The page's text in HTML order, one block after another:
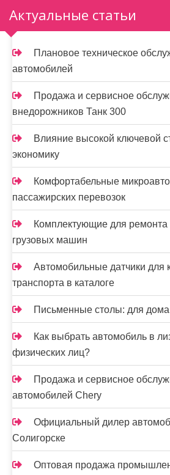
Актуальные статьи
Плановое техническое
автомобилей
Продажа и сервисное
внедорожников Танк 300
Влияние высокой ключевой
экономику
Комфортабельные
пассажирских перевозок
Комплектующие для ремонта
грузовых машин
Автомобильные датчики для
транспорта в каталоге
Письменные столы: для
Как выбрать автомобиль в
физических лиц?
Продажа и сервисное
автомобилей Chery
Официальный дилер
Солигорске
Оптовая продажа